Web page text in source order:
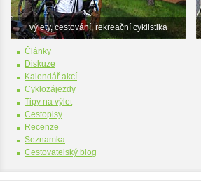
výlety, cestování, rekreační cyklistika
Články
Diskuze
Kalendář akcí
Cyklozájezdy
Tipy na výlet
Cestopisy
Recenze
Seznamka
Cestovatelský blog